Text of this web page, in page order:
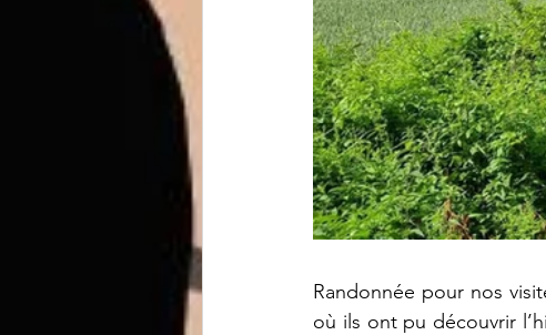
Randonnée pour nos
où ils ont pu découvrir